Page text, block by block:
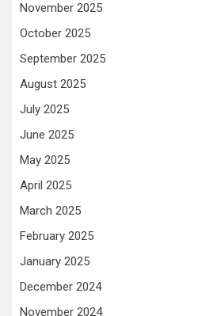
November 2025
October 2025
September 2025
August 2025
July 2025
June 2025
May 2025
April 2025
March 2025
February 2025
January 2025
December 2024
November 2024